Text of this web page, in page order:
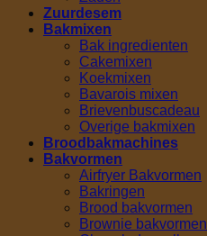
Zuurdesem
Bakmixen
Bak ingredienten
Cakemixen
Koekmixen
Bavarois mixen
Brievenbuscadeau
Overige bakmixen
Broodbakmachines
Bakvormen
Airfryer Bakvormen
Bakringen
Brood bakvormen
Brownie bakvormen